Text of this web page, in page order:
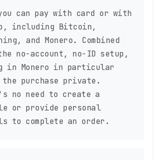
can pay with card or with
including Bitcoin,
and Monero. Combined
no-account, no-ID setup,
in Monero in particular
the purchase private.
no need to create a
or provide personal
to complete an order.